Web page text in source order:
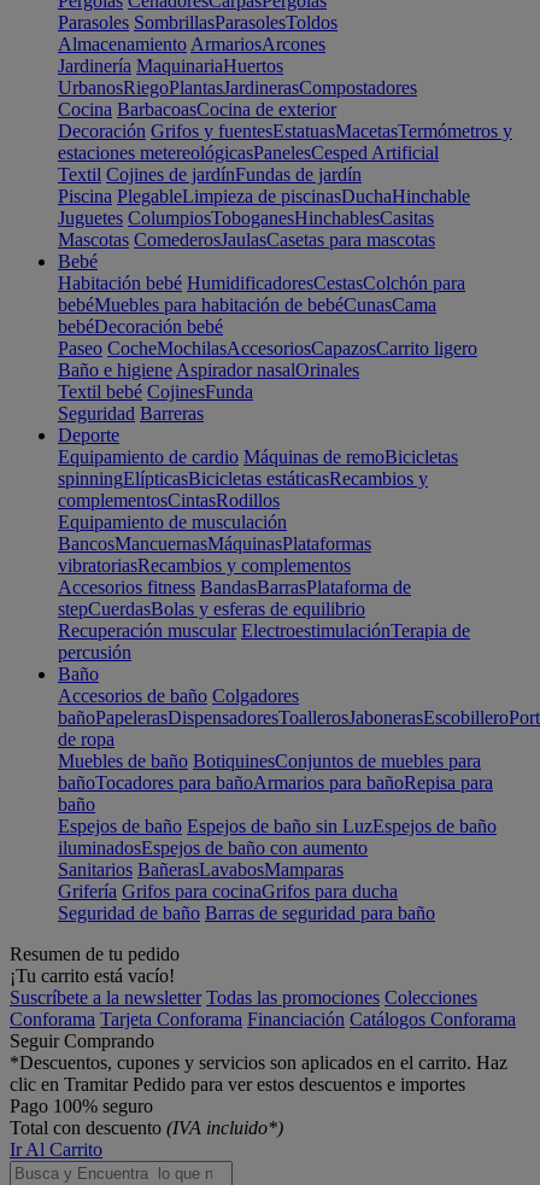
Parasoles SombrillasParasolesToldos
Almacenamiento ArmariosArcones
Jardinería MaquinariaHuertos
UrbanosRiegoPlantasJardinerasCompostadores
Cocina BarbacoasCocina de exterior
Decoración Grifos y fuentesEstatuasMacetasTermómetros y
estaciones metereológicasPanelesCesped Artificial
Textil Cojines de jardínFundas de jardín
Piscina PlegableLimpieza de piscinasDuchaHinchable
Juguetes ColumpiosToboganesHinchablesCasitas
Mascotas ComederosJaulasCasetas para mascotas
Bebé
Habitación bebé HumidificadoresCestasColchón para
bebéMuebles para habitación de bebéCunasCama
bebéDecoración bebé
Paseo CocheMochilasAccesoriosCapazosCarrito ligero
Baño e higiene Aspirador nasalOrinales
Textil bebé CojinesFunda
Seguridad Barreras
Deporte
Equipamiento de cardio Máquinas de remoBicicletas
spinningElípticasBicicletas estáticasRecambios y
complementosCintasRodillos
Equipamiento de musculación
BancosMancuernasMáquinasPlataformas
vibratoriasRecambios y complementos
Accesorios fitness BandasBarrasPlataforma de
stepCuerdasBolas y esferas de equilibrio
Recuperación muscular ElectroestimulaciónTerapia de
percusión
Baño
Accesorios de baño Colgadores
bañoPapelerasDispensadoresToallerosJabonerasEscobillero
de ropa
Muebles de baño BotiquinesConjuntos de muebles para
bañoTocadores para bañoArmarios para bañoRepisa para
baño
Espejos de baño Espejos de baño sin LuzEspejos de baño
iluminadosEspejos de baño con aumento
Sanitarios BañerasLavabosMamparas
Grifería Grifos para cocinaGrifos para ducha
Seguridad de baño Barras de seguridad para baño
Resumen de tu pedido
¡Tu carrito está vacío!
Suscríbete a la newsletter Todas las promociones Colecciones
Conforama Tarjeta Conforama Financiación Catálogos Conforama
Seguir Comprando
*Descuentos, cupones y servicios son aplicados en el carrito. Haz
clic en Tramitar Pedido para ver estos descuentos e importes
Pago 100% seguro
Total con descuento (IVA incluido*)
Ir Al Carrito